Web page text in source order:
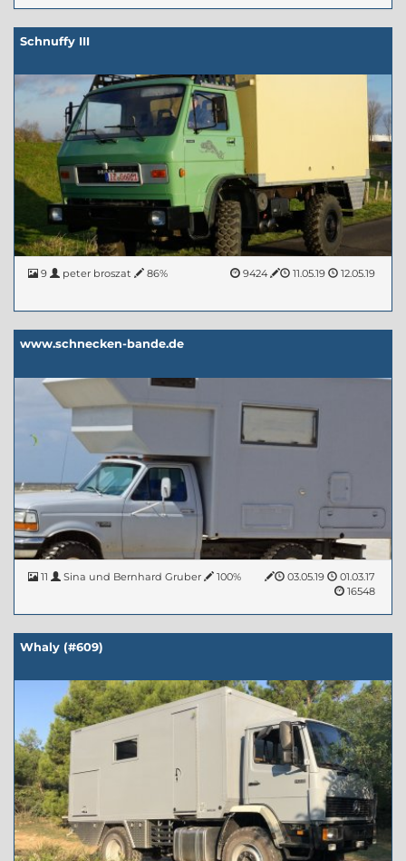
Schnuffy III
9 12.05.19
peter broszat 11.05.19
86% 9424
www.schnecken-bande.de
11 01.03.17
Sina und Bernhard Gruber 03.05.19
100%
16548
Whaly (#609)